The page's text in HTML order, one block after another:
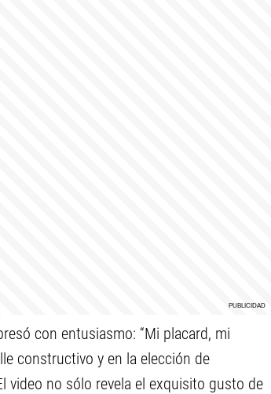
con entusiasmo: “Mi placard, mi
constructivo y en la elección de
video no sólo revela el exquisito gusto de